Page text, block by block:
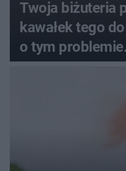
Twoja biżuteria
kawałek tego
o tym
pociemniałą